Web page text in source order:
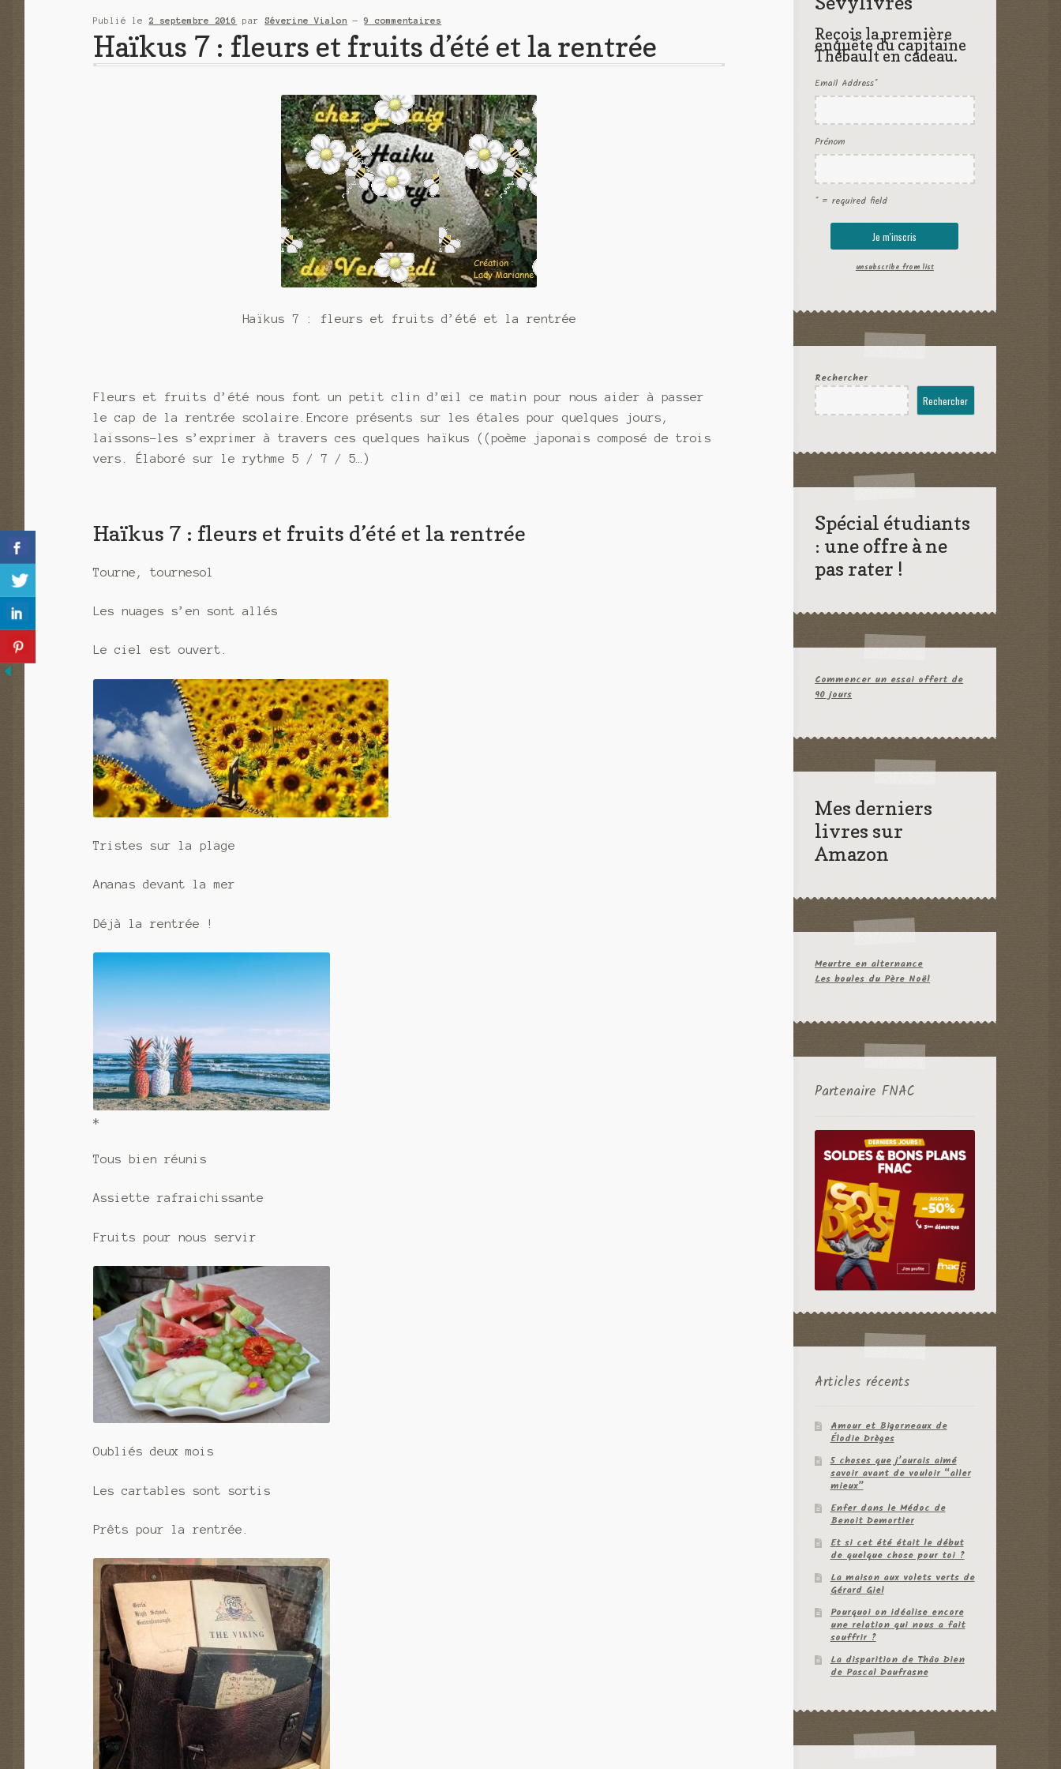
Publié le2 septembre 2016 parSéverine Vialon —9 commentaires
Haïkus 7 : fleurs et fruits d’été et la rentrée
Haïkus 7 : fleurs et fruits d’été et la rentrée
Fleurs et fruits d’été nous font un petit clin d’œil ce matin pour nous aider à passer
le cap de la rentrée scolaire.Encore présents sur les étales pour quelques jours,
laissons-les s’exprimer à travers ces quelques haïkus ((poème japonais composé de trois
vers. Élaboré sur le rythme 5 / 7 / 5…)
Haïkus 7 : fleurs et fruits d’été et la rentrée
Tourne, tournesol
Les nuages s’en sont allés
Le ciel est ouvert.
Tristes sur la plage
Ananas devant la mer
Déjà la rentrée !
*
Tous bien réunis
Assiette rafraichissante
Fruits pour nous servir
Oubliés deux mois
Les cartables sont sortis
Prêts pour la rentrée.
Reçois la première
enquête du capitaine
Thébault en cadeau.
Email Address*
Prénom
* = required field
unsubscribe from list
Rechercher
Rechercher
Spécial étudiants
: une offre à ne
pas rater !
Commencer un essai offert de
90 jours
Mes derniers
livres sur
Amazon
Meurtre en alternance
Les boules du Père Noël
Partenaire FNAC
Articles récents
Amour et Bigorneaux de
Élodie Drèges
5 choses que j’aurais aimé
savoir avant de vouloir “aller
mieux”
Enfer dans le Médoc de
Benoit Demortier
Et si cet été était le début
de quelque chose pour toi ?
La maison aux volets verts de
Gérard Giel
Pourquoi on idéalise encore
une relation qui nous a fait
souffrir ?
La disparition de Thâo Dien
de Pascal Daufrasne